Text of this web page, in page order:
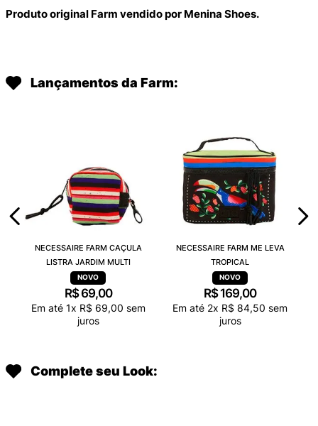
Produto original Farm vendido por Menina Shoes.
Lançamentos da Farm:
NECESSAIRE FARM CAÇULA
LISTRA JARDIM MULTI
R$ 69,00
Em até 1x R$ 69,00 sem
juros
NECESSAIRE FARM ME LEVA
TROPICAL
R$ 169,00
Em até 2x R$ 84,50 sem
juros
Complete seu Look: